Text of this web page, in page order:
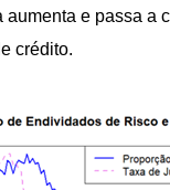
e passa a
crédito.